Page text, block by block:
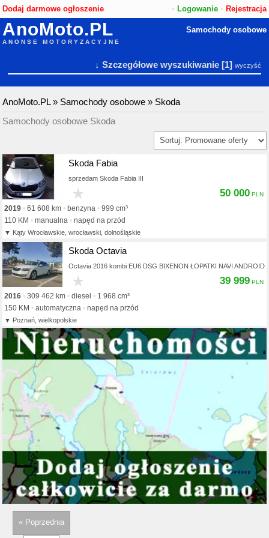
Dodaj darmowe ogłoszenie • Logowanie• Rejestracja
AnoMoto.PL
ANONSE MOTORYZACYJNE
Samochody osobowe
↓ Szczegółowe wyszukiwanie[1] wyczyść
AnoMoto.PL» Samochody osobowe » Skoda
Samochody osobowe Skoda
Skoda Fabia
sprzedam Skoda Fabia III
2019 61 608 km benzyna
999 cm³
110 KM
manualna napęd na przód
Kąty Wrocławskie, wrocławski, dolnośląskie
50 000
Skoda Octavia
Octavia 2016 kombi EU6 DSG BIXENON ŁOPATKI NAVI ANDROID
2016 309 462 km diesel
1 968 cm³
150 KM
automatyczna napęd na przód
Poznań, wielkopolskie
39 999
« Poprzednia